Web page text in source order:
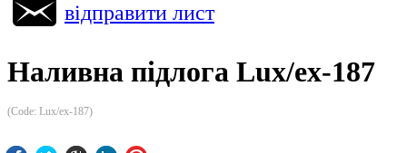
відправити лист
Наливна підлога Lux/ex-187
(Code: Lux/ex-187)